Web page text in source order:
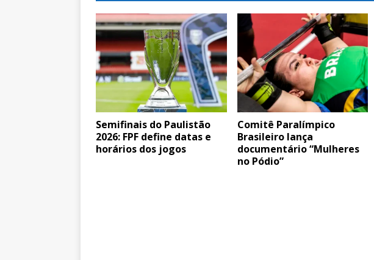
Semifinais do Paulistão
2026: FPF define datas e
horários dos jogos
Comitê Paralímpico
Brasileiro lança
documentário “Mulheres
no Pódio”